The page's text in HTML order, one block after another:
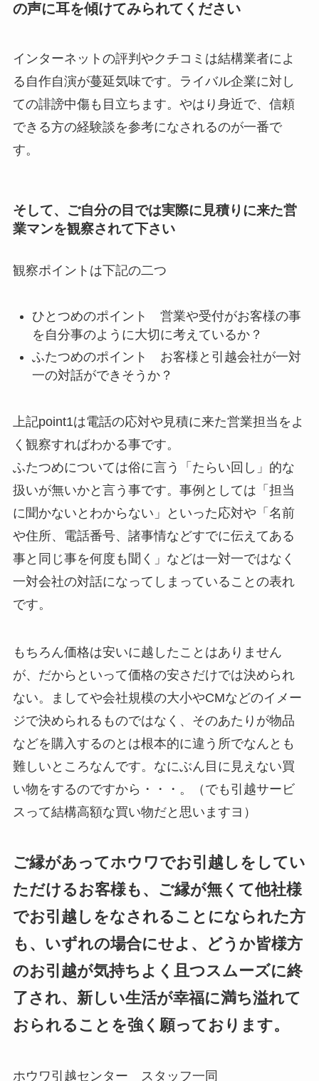
の声に耳を傾けてみられてください
インターネットの評判やクチコミは結構業者によ
る自作自演が蔓延気味です。ライバル企業に対し
ての誹謗中傷も目立ちます。やはり身近で、信頼
できる方の経験談を参考になされるのが一番で
す。
そして、ご自分の目では実際に見積りに来た営
業マンを観察されて下さい
観察ポイントは下記の二つ
ひとつめのポイント 営業や受付がお客様の事
を自分事のように大切に考えているか？
ふたつめのポイント お客様と引越会社が一対
一の対話ができそうか？
上記point1は電話の応対や見積に来た営業担当をよ
く観察すればわかる事です。
ふたつめについては俗に言う「たらい回し」的な
扱いが無いかと言う事です。事例としては「担当
に聞かないとわからない」といった応対や「名前
や住所、電話番号、諸事情などすでに伝えてある
事と同じ事を何度も聞く」などは一対一ではなく
一対会社の対話になってしまっていることの表れ
です。
もちろん価格は安いに越したことはありません
が、だからといって価格の安さだけでは決められ
ない。ましてや会社規模の大小やCMなどのイメー
ジで決められるものではなく、そのあたりが物品
などを購入するのとは根本的に違う所でなんとも
難しいところなんです。なにぶん目に見えない買
い物をするのですから・・・。（でも引越サービ
スって結構高額な買い物だと思いますヨ）
ご縁があってホウワでお引越しをしてい
ただけるお客様も、ご縁が無くて他社様
でお引越しをなされることになられた方
も、いずれの場合にせよ、どうか皆様方
のお引越が気持ちよく且つスムーズに終
了され、新しい生活が幸福に満ち溢れて
おられることを強く願っております。
ホウワ引越センター スタッフ一同